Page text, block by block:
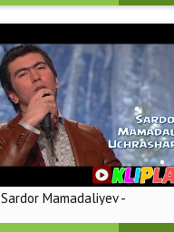
Sardor Mamadaliyev -